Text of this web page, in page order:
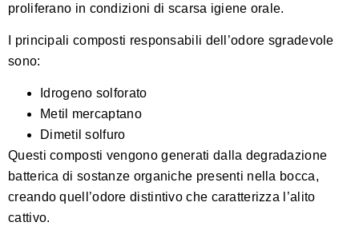
proliferano in condizioni di scarsa igiene orale.
I principali composti responsabili dell’odore sgradevole
sono:
Idrogeno solforato
Metil mercaptano
Dimetil solfuro
Questi composti vengono generati dalla degradazione
batterica di sostanze organiche presenti nella bocca,
creando quell’odore distintivo che caratterizza l’alito
cattivo.